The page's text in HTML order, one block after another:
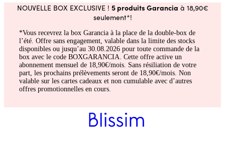
NOUVELLE BOX EXCLUSIVE ! 5 produits Garancia à 18,90€
seulement*!
*Vous recevrez la box Garancia à la place de la double-box de
l’été. Offre sans engagement, valable dans la limite des stocks
disponibles ou jusqu’au 30.08.2026 pour toute commande de la
box avec le code BOXGARANCIA. Cette offre active un
abonnement mensuel de 18,90€/mois. Sans résiliation de votre
part, les prochains prélèvements seront de 18,90€/mois. Non
valable sur les cartes cadeaux et non cumulable avec d’autres
offres promotionnelles en cours.